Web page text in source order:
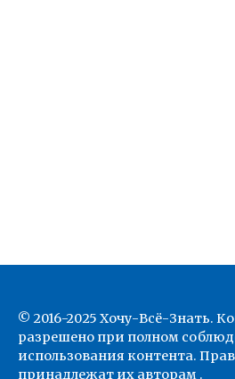
© 2016-2025 Хочу-Всё-Знать.
разрешено при полном
использования контента.
принадлежат их авторам .